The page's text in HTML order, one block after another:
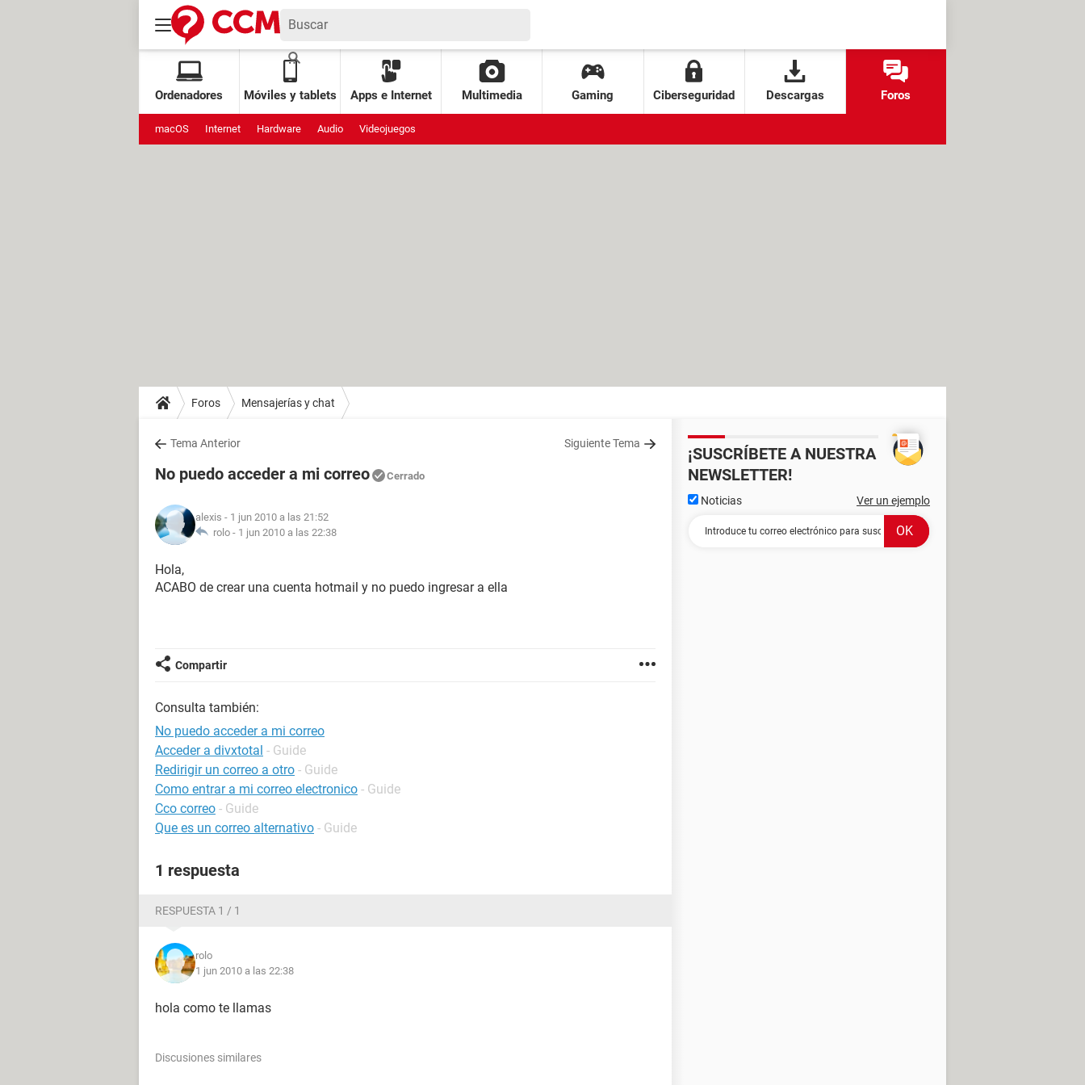
Ordenadores Móviles y tablets Apps e Internet Multimedia Gaming Ciberseguridad Descargas Foros
macOS Internet Hardware Audio Videojuegos
Foros Mensajerías y chat
Tema Anterior Siguiente Tema
No puedo acceder a mi correo Cerrado
alexis - 1 jun 2010 a las 21:52
rolo - 1 jun 2010 a las 22:38
Hola,
ACABO de crear una cuenta hotmail y no puedo ingresar a ella
Compartir
Consulta también:
No puedo acceder a mi correo
Acceder a divxtotal - Guide
Redirigir un correo a otro - Guide
Como entrar a mi correo electronico - Guide
Cco correo - Guide
Que es un correo alternativo - Guide
1 respuesta
RESPUESTA 1 / 1
rolo
1 jun 2010 a las 22:38
hola como te llamas
Discusiones similares
¡SUSCRÍBETE A NUESTRA
NEWSLETTER!
Noticias Ver un ejemplo